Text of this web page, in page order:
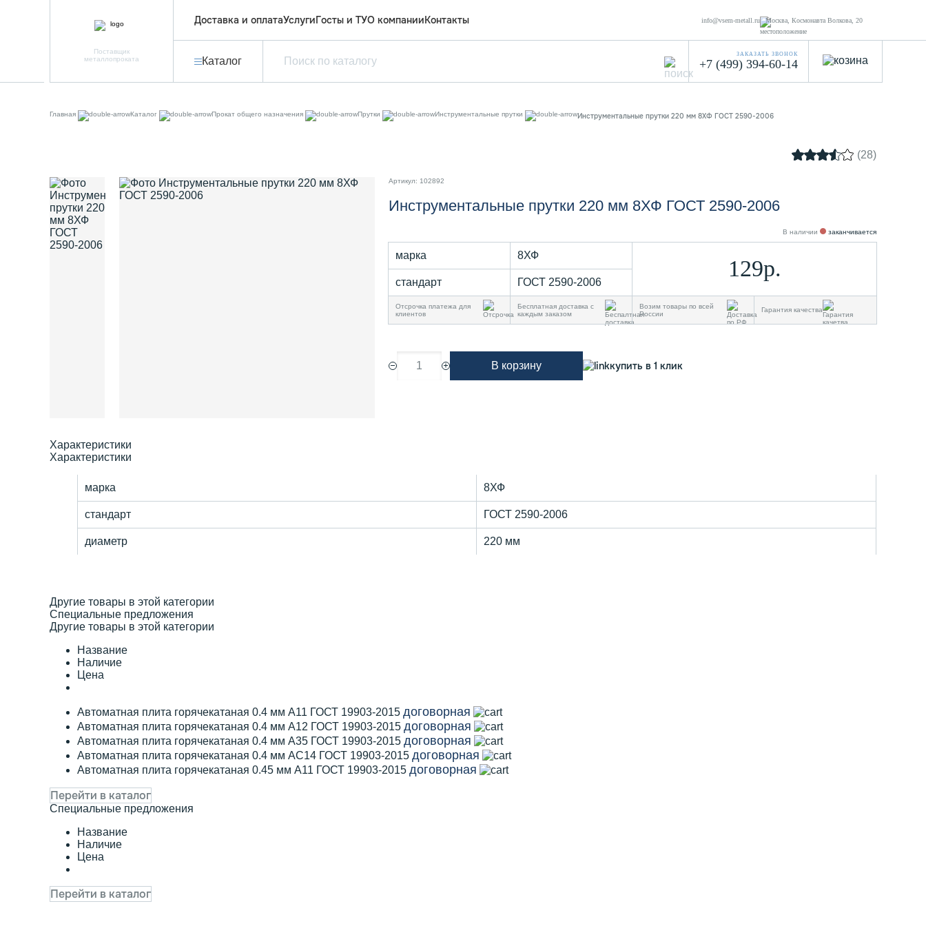
Поставщик
металлопроката
Доставка и оплатаУслугиГосты и ТУО компанииКонтакты info@vsem-metall.ru Москва, Космонавта Волкова, 20
Каталог
ЗАКАЗАТЬ ЗВОНОК
+7 (499) 394-60-14
Главная Каталог Прокат общего назначения Прутки Инструментальные прутки Инструментальные прутки 220 мм 8ХФ ГОСТ 2590-2006
(28)
Артикул: 102892
Инструментальные прутки 220 мм 8ХФ ГОСТ 2590-2006
В наличии заканчивается
марка 8ХФ
стандарт ГОСТ 2590-2006
129р.
Отсрочка платежа для
клиентов
Бесплатная доставка с
каждым заказом
Возим товары по всей
России
Гарантия качества
1 В корзину купить в 1 клик
Характеристики
Характеристики
марка 8ХФ
стандарт ГОСТ 2590-2006
диаметр 220 мм
Другие товары в этой категории
Специальные предложения
Другие товары в этой категории
Название
Наличие
Цена
Автоматная плита горячекатаная 0.4 мм А11 ГОСТ 19903-2015 договорная
Автоматная плита горячекатаная 0.4 мм А12 ГОСТ 19903-2015 договорная
Автоматная плита горячекатаная 0.4 мм А35 ГОСТ 19903-2015 договорная
Автоматная плита горячекатаная 0.4 мм АС14 ГОСТ 19903-2015 договорная
Автоматная плита горячекатаная 0.45 мм А11 ГОСТ 19903-2015 договорная
Перейти в каталог
Специальные предложения
Название
Наличие
Цена
Перейти в каталог